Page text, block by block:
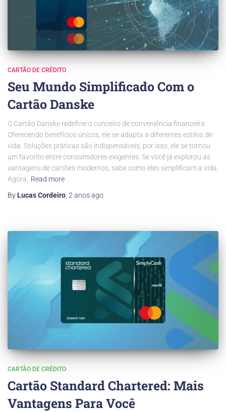
CARTÃO DE CRÉDITO
Seu Mundo Simplificado Com o
Cartão Danske
O Cartão Danske redefine o conceito de conveniência financeira.
Oferecendo benefícios únicos, ele se adapta a diferentes estilos de
vida. Soluções práticas são indispensáveis, por isso, ele se tornou
um favorito entre consumidores exigentes. Se você já explorou as
vantagens de cartões modernos, sabe como eles simplificam a vida.
Agora,
Read more
By Lucas Cordeiro 2 anosago
CARTÃO DE CRÉDITO
Cartão Standard Chartered: Mais
Vantagens Para Você